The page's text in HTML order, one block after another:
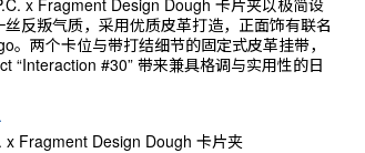
x Fragment Design Dough 卡片夹以极简设
丝反叛气质，采用优质皮革打造，正面饰有联名
。两个卡位与带打结细节的固定式皮革挂带，
“Interaction #30” 带来兼具格调与实用性的日
x Fragment Design Dough 卡片夹